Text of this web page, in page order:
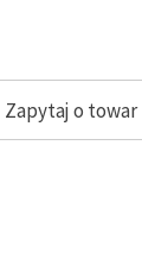
Zapytaj o towar